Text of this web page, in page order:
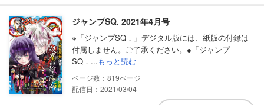
ジャンプSQ. 2021年4月号
※「ジャンプSQ．」デジタル版には、紙版の付録は
付属しません。ご了承ください。●「ジャンプ
SQ．...もっと読む
819
配信日：2021/03/04